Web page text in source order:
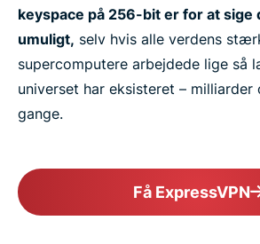
keyspace på 256-bit er for at sige
umuligt, selv hvis alle verdens
supercomputere arbejdede lige så
universet har eksisteret –
gange.
Få ExpressVPN